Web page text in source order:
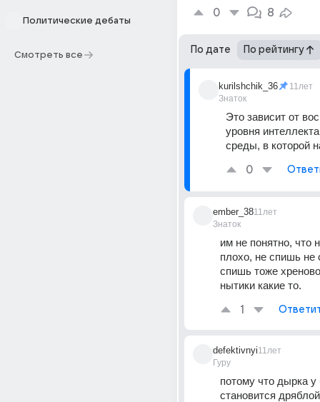
Политические дебаты
Смотреть все
0 8
По дате По рейтингу
kurilshchik_36
Знаток
11лет
Это зависит от
уровня
среды, в которой
0
ember_38
Знаток
11лет
им не понятно, что
плохо, не спишь не
спишь тоже
нытики какие то.
1
defektivnyi
Гуру
11лет
потому что дырка
становится